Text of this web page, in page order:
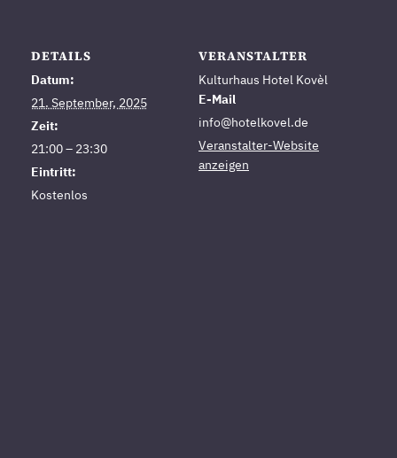
DETAILS
Datum:
21. September, 2025
Zeit:
21:00 – 23:30
Eintritt:
Kostenlos
VERANSTALTER
Kulturhaus Hotel Kovèl
E-Mail
info@hotelkovel.de
Veranstalter-Website
anzeigen